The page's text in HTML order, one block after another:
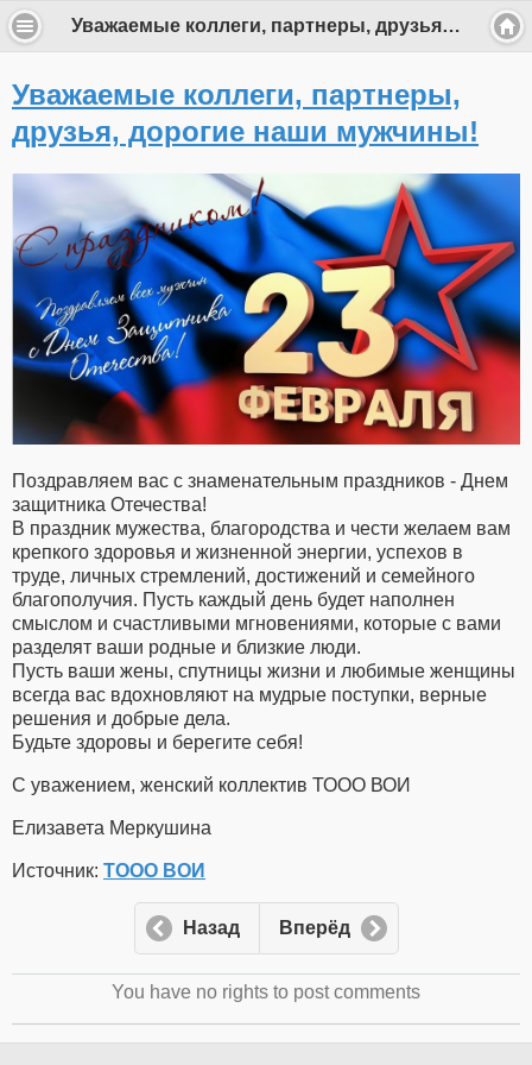
Уважаемые коллеги, партнеры, друзья, дорогие наши мужчины!
Уважаемые коллеги, партнеры,
друзья, дорогие наши мужчины!
Поздравляем вас с знаменательным праздников - Днем
защитника Отечества!
В праздник мужества, благородства и чести желаем вам
крепкого здоровья и жизненной энергии, успехов в
труде, личных стремлений, достижений и семейного
благополучия. Пусть каждый день будет наполнен
смыслом и счастливыми мгновениями, которые с вами
разделят ваши родные и близкие люди.
Пусть ваши жены, спутницы жизни и любимые женщины
всегда вас вдохновляют на мудрые поступки, верные
решения и добрые дела.
Будьте здоровы и берегите себя!
С уважением, женский коллектив ТООО ВОИ
Елизавета Меркушина
Источник: ТООО ВОИ
Назад Вперёд
You have no rights to post comments